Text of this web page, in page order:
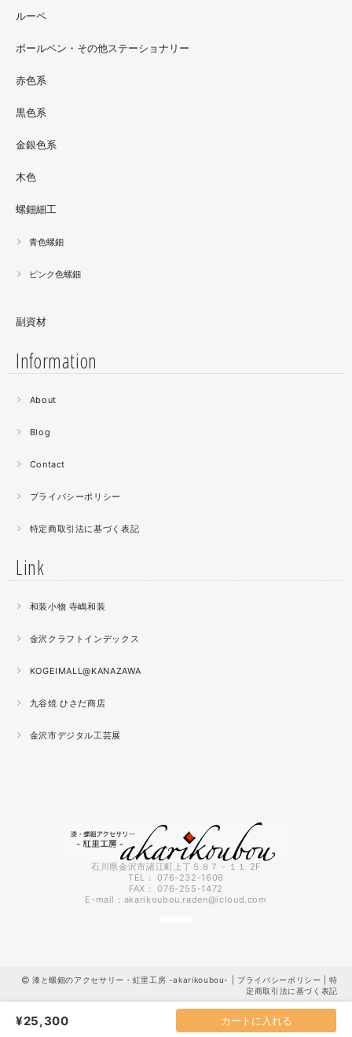
螺鈿ソフビでお世話になっているT-BASE銀座ギャラリー
シリーズ』紅里工房螺鈿装飾も展示されています。アクセ
サリーとはまた違った美しさがあると思うのでぜひご覧く
螺鈿細工の工程。青みの強い鮑貝を使ってステンドグラス
曲面に螺鈿するためには貝も小さなカケラを使う必要が...
昔作った２０００ピースのジグソーパズルを思い出す。ひ
薔薇のブローチ木地制作中。
薄く作らねば。。。パキッとやってしまったときの悲しさ
秋の催事シーズンに向けてまた木地を作り始めました。
2021.04
いの桜が満開になりました。
で石川県地場産業振興センター本館１階にて開催です。石
川県内で活動する５０歳未満の作り手６０人による展示会
ことに・・・ちょっと大変な出張でした。優しく迎えてく
ださった仙台の皆様ありがとうございました。
ルーペ
ボールペン・その他ステーショナリー
赤色系
黒色系
金銀色系
木色
螺鈿細工
青色螺鈿
ピンク色螺鈿
副資材
Information
About
Blog
Contact
プライバシーポリシー
特定商取引法に基づく表記
Link
和装小物 寺嶋和装
金沢クラフトインデックス
KOGEIMALL@KANAZAWA
九谷焼 ひさだ商店
金沢市デジタル工芸展
石川県金沢市諸江町上丁５８７－１１ 2F
TEL： 076-232-1606
FAX： 076-255-1472
E-mail： akarikoubou.raden@icloud.com
漆と螺鈿のアクセサリー・紅里工房 -akarikoubou- | プライバシーポリシー |特
定商取引法に基づく表記
¥25,300 カートに入れる